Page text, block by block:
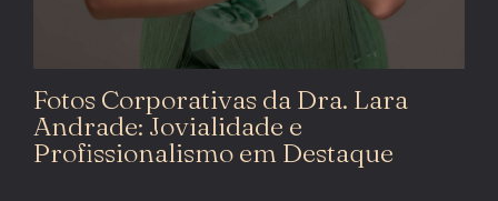
Fotos Corporativas da Dra. Lara
Andrade: Jovialidade e
Profissionalismo em Destaque